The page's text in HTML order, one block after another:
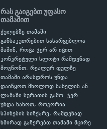
რას გაიგებთ უფასო
თამაშით
ქულებზე თამაში
განსაკუთრებით სასარგებლოა
მაშინ, როცა ჯერ არ იცით
კონკრეტული სლოტი რამდენად
მოგწონთ. რეალურ ფულზე
თამაში არასდროს უნდა
დაიწყოთ მხოლოდ სახელის ან
ლამაზი სურათის გამო. ჯერ
უნდა ნახოთ, როგორია
სპინების სიჩქარე, რამდენად
ხშირად გაჩერებთ თამაში მცირე